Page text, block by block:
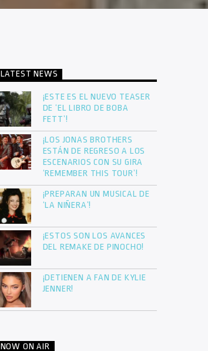
LATEST NEWS
¡ESTE ES EL NUEVO TEASER
DE ‘EL LIBRO DE BOBA
FETT’!
¡LOS JONAS BROTHERS
ESTÁN DE REGRESO A LOS
ESCENARIOS CON SU GIRA
‘REMEMBER THIS TOUR’!
¡PREPARAN UN MUSICAL DE
‘LA NIÑERA’!
¡ESTOS SON LOS AVANCES
DEL REMAKE DE PINOCHO!
¡DETIENEN A FAN DE KYLIE
JENNER!
NOW ON AIR